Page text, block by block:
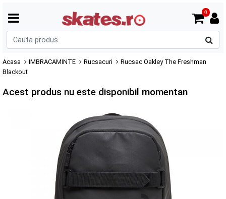
0
Acasa IMBRACAMINTE Rucsacuri
Rucsac Oakley The Freshman
Blackout
Acest produs nu este disponibil momentan